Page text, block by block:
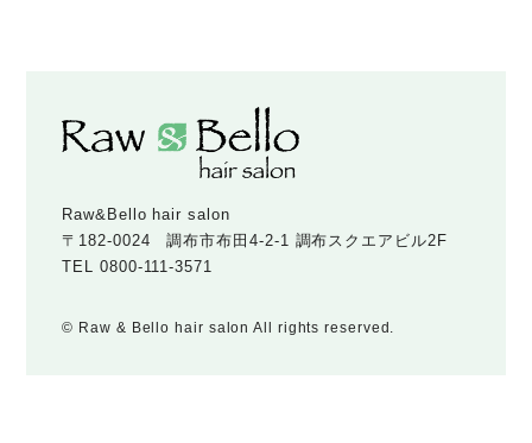
Raw&Bello hair salon
〒182-0024 調布市布田4-2-1 調布スクエアビル2F
TEL0800-111-3571
© Raw & Bello hair salon All rights reserved.